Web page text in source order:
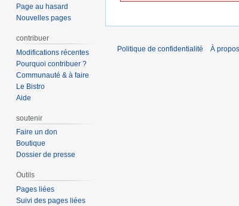
Page au hasard
Nouvelles pages
contribuer
Modifications récentes
Pourquoi contribuer ?
Communauté & à faire
Le Bistro
Aide
soutenir
Faire un don
Boutique
Dossier de presse
Outils
Pages liées
Suivi des pages liées
Politique de confidentialité À